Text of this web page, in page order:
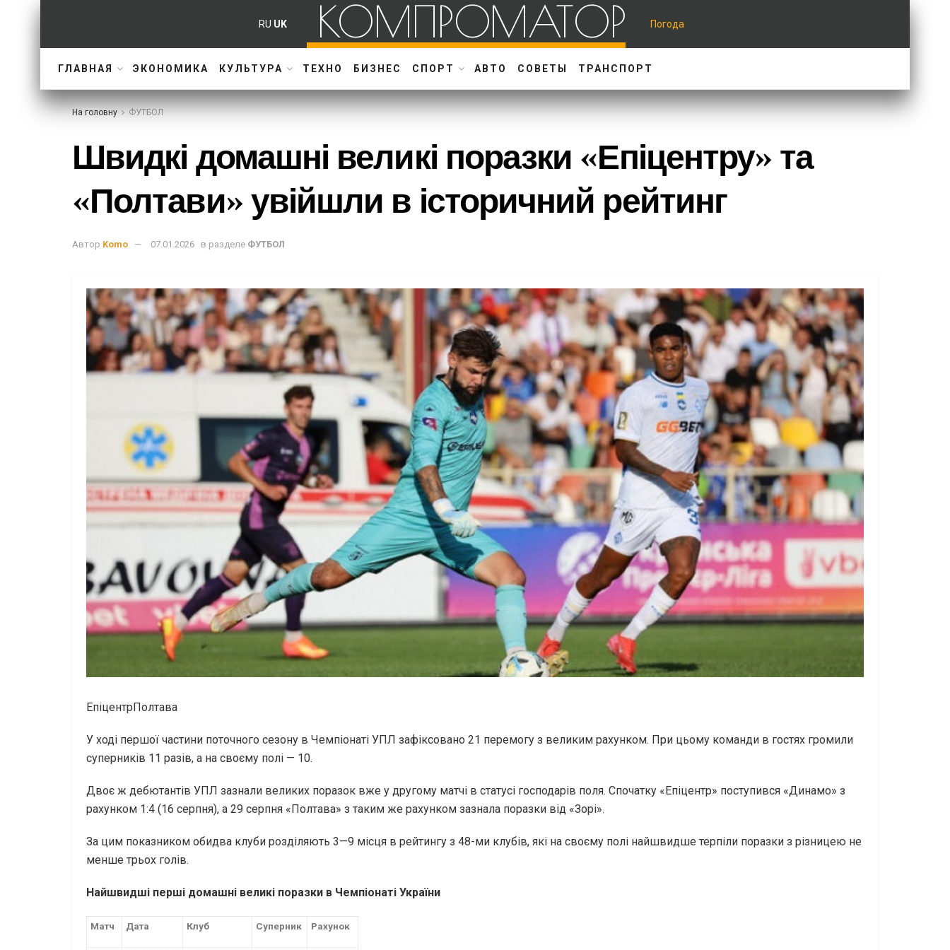
RU UK КОМПРОМАТОР Погода
ГЛАВНАЯ ЭКОНОМИКА КУЛЬТУРА ТЕХНО БИЗНЕС СПОРТ АВТО СОВЕТЫ ТРАНСПОРТ
На головну ФУТБОЛ
Швидкі домашні великі поразки «Епіцентру» та
«Полтави» увійшли в історичний рейтинг
Автор Komo 07.01.2026 в разделе ФУТБОЛ
ЕпіцентрПолтава
У ході першої частини поточного сезону в Чемпіонаті УПЛ зафіксовано 21 перемогу з великим рахунком. При цьому команди в гостях громили
суперників 11 разів, а на своєму полі — 10.
Двоє ж дебютантів УПЛ зазнали великих поразок вже у другому матчі в статусі господарів поля. Спочатку «Епіцентр» поступився «Динамо» з
рахунком 1:4 (16 серпня), а 29 серпня «Полтава» з таким же рахунком зазнала поразки від «Зорі».
За цим показником обидва клуби розділяють 3—9 місця в рейтингу з 48-ми клубів, які на своєму полі найшвидше терпіли поразки з різницею не
менше трьох голів.
Найшвидші перші домашні великі поразки в Чемпіонаті України
Матч Дата Клуб Суперник Рахунок